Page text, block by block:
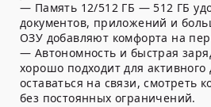
— Память 12/512 ГБ — 512 ГБ
документов, приложений и
ОЗУ добавляют комфорта на
— Автономность и быстрая
хорошо подходит для активного
оставаться на связи, смотреть
без постоянных ограничений.